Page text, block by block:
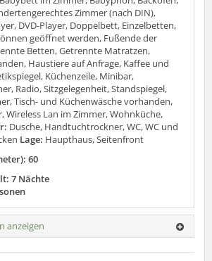
Zimmer (nach DIN),
DVD-Player, Doppelbett, Einzelbetten,
geöffnet werden, Fußende der
Betten, Getrennte Matratzen,
Haustiere auf Anfrage, Kaffee und
Küchenzeile, Minibar,
Radio, Sitzgelegenheit, Standspiegel,
Tisch- und Küchenwäsche vorhanden,
Wireless Lan im Zimmer, Wohnküche,
Dusche, Handtuchtrockner, WC, WC und
Lage: Haupthaus, Seitenfront
60
7 Nächte
anzeigen